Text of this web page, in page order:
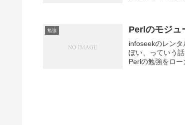
勉強 Perlのモジュ
infoseekのレン
ぽい、っていう
Perlの勉強をロ